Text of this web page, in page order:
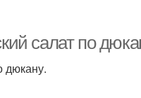
салат по
дюкану.